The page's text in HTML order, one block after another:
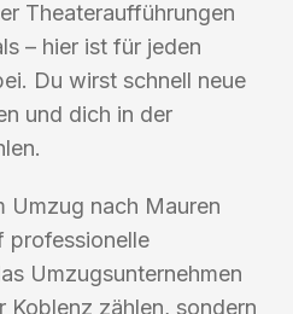
Theateraufführungen
– hier ist für jeden
Du wirst schnell neue
und dich in der
Umzug nach Mauren
professionelle
Umzugsunternehmen
zählen, sondern